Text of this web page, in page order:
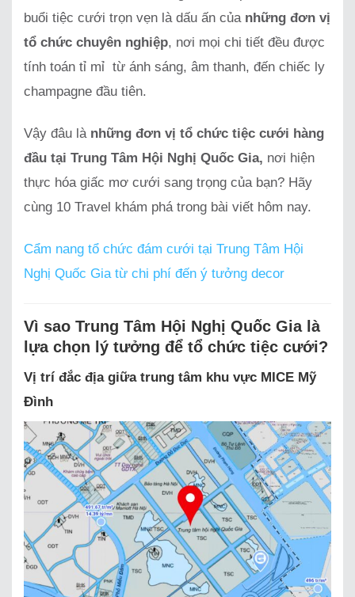
buổi tiệc cưới trọn vẹn là dấu ấn của những đơn vị
tổ chức chuyên nghiệp, nơi mọi chi tiết đều được
tính toán tỉ mỉ từ ánh sáng, âm thanh, đến chiếc ly
champagne đầu tiên.
Vậy đâu là những đơn vị tổ chức tiệc cưới hàng
đầu tại Trung Tâm Hội Nghị Quốc Gia, nơi hiện
thực hóa giấc mơ cưới sang trọng của bạn? Hãy
cùng 10 Travel khám phá trong bài viết hôm nay.
Cẩm nang tổ chức đám cưới tại Trung Tâm Hội
Nghị Quốc Gia từ chi phí đến ý tưởng decor
Vì sao Trung Tâm Hội Nghị Quốc Gia là
lựa chọn lý tưởng để tổ chức tiệc cưới?
Vị trí đắc địa giữa trung tâm khu vực MICE Mỹ
Đình